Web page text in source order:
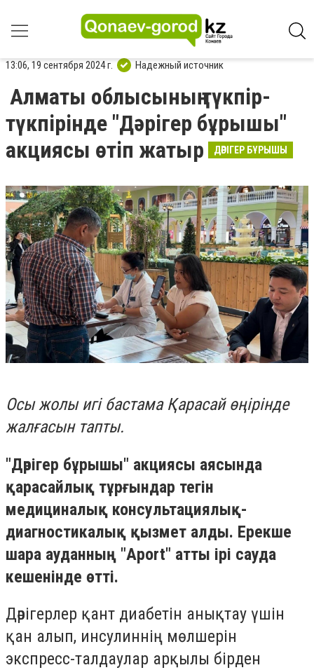
13:06, 19 сентября 2024 г. Надежный источник
Алматы облысының түкпір-
түкпірінде "Дәрігер бұрышы"
акциясы өтіп жатыр
ДӘРІГЕР БҰРЫШЫ
Осы жолы игі бастама Қарасай өңірінде
жалғасын тапты.
"Дәрігер бұрышы" акциясы аясында
қарасайлық тұрғындар тегін
медициналық консультациялық-
диагностикалық қызмет алды. Ерекше
шара ауданның "Аport" атты ірі сауда
кешенінде өтті.
Дәрігерлер қант диабетін анықтау үшін
қан алып, инсулиннің мөлшерін
экспресс-талдаулар арқылы бірден